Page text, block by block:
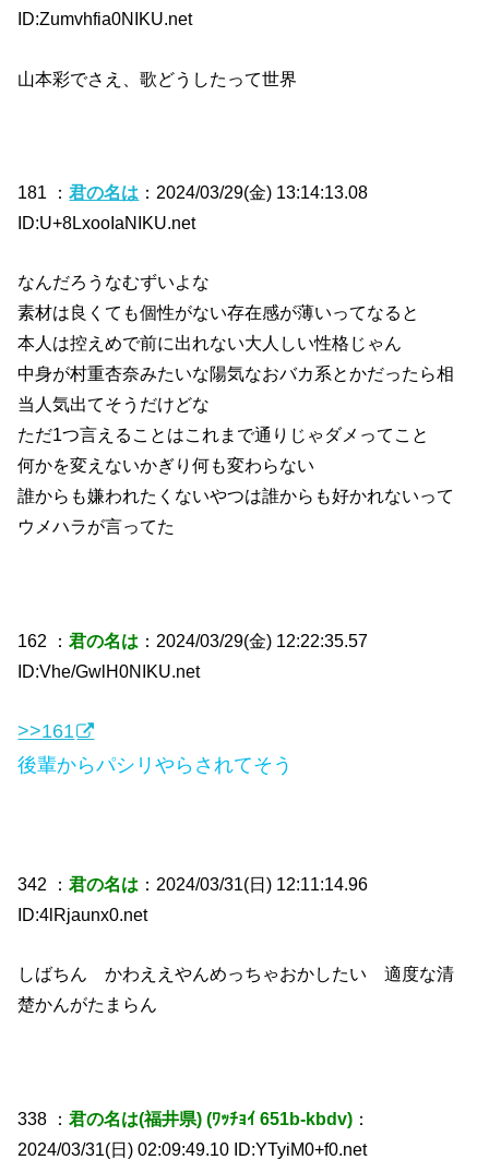
ID:Zumvhfia0NIKU.net
山本彩でさえ、歌どうしたって世界
181 ：君の名は ：2024/03/29(金) 13:14:13.08
ID:U+8LxooIaNIKU.net
なんだろうなむずいよな
素材は良くても個性がない存在感が薄いってなると
本人は控えめで前に出れない大人しい性格じゃん
中身が村重杏奈みたいな陽気なおバカ系とかだったら相
当人気出てそうだけどな
ただ1つ言えることはこれまで通りじゃダメってこと
何かを変えないかぎり何も変わらない
誰からも嫌われたくないやつは誰からも好かれないって
ウメハラが言ってた
162 ：君の名は ：2024/03/29(金) 12:22:35.57
ID:Vhe/GwlH0NIKU.net
>>161
後輩からパシリやらされてそう
342 ：君の名は ：2024/03/31(日) 12:11:14.96
ID:4lRjaunx0.net
しばちん かわええやんめっちゃおかしたい 適度な清
楚かんがたまらん
338 ：君の名は(福井県) (ﾜｯﾁｮｲ 651b-kbdv) ：
2024/03/31(日) 02:09:49.10 ID:YTyiM0+f0.net